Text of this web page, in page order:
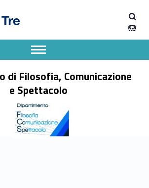
di Filosofia, Comunicazione
e Spettacolo
Apri il menu secondario